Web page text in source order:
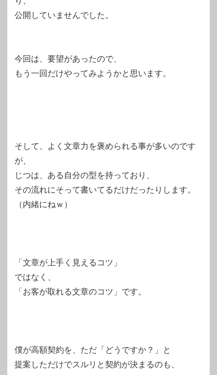
公開していませんでした。
今回は、要望があったので、
もう一回だけやってみようかと思います。
そして、よく文章力を褒められる事が多いのです
が、
じつは、ある自分の型を持っており、
その流れにそって書いてるだけだったりします。
（内緒にねｗ）
「文章が上手く見えるコツ」
ではなく、
「お客が取れる文章のコツ」です。
僕が高額契約を、ただ「どうですか？」と
提案しただけでスルリと契約が決まるのも、